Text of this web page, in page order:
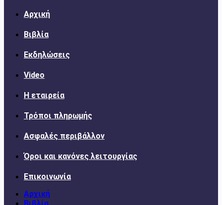
Αρχική
Βιβλία
Εκδηλώσεις
Video
Η εταιρεία
Τρόποι πληρωμής
Ασφαλές περιβάλλον
Όροι και κανόνες λειτουργίας
Επικοινωνία
Αρχική